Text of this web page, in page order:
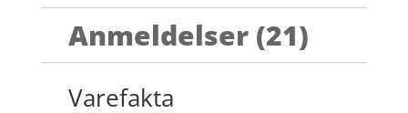
Anmeldelser (21)
Varefakta